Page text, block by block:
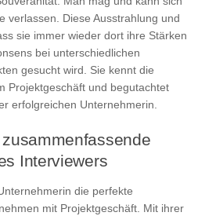
verlassen. Diese Ausstrahlung und
sie immer wieder dort ihre Stärken
bei unterschiedlichen
gesucht wird. Sie kennt die
Projektgeschäft und begutachtet
erfolgreichen Unternehmerin.
Interviewers
die perfekte
mit Projektgeschäft. Mit ihrer